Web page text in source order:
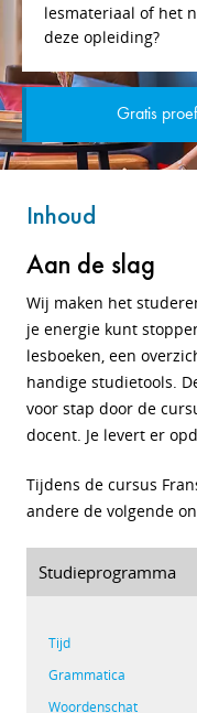
lesmateriaal of het
deze opleiding?
Gratis
Inhoud
Aan de slag
Wij maken het
je energie kunt
lesboeken, een
handige studietools.
voor stap door de
docent. Je levert er
Tijdens de cursus
andere de volgende
Studieprogramma
Tijd
Grammatica
Woordenschat